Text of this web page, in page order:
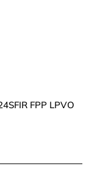
FPP LPVO